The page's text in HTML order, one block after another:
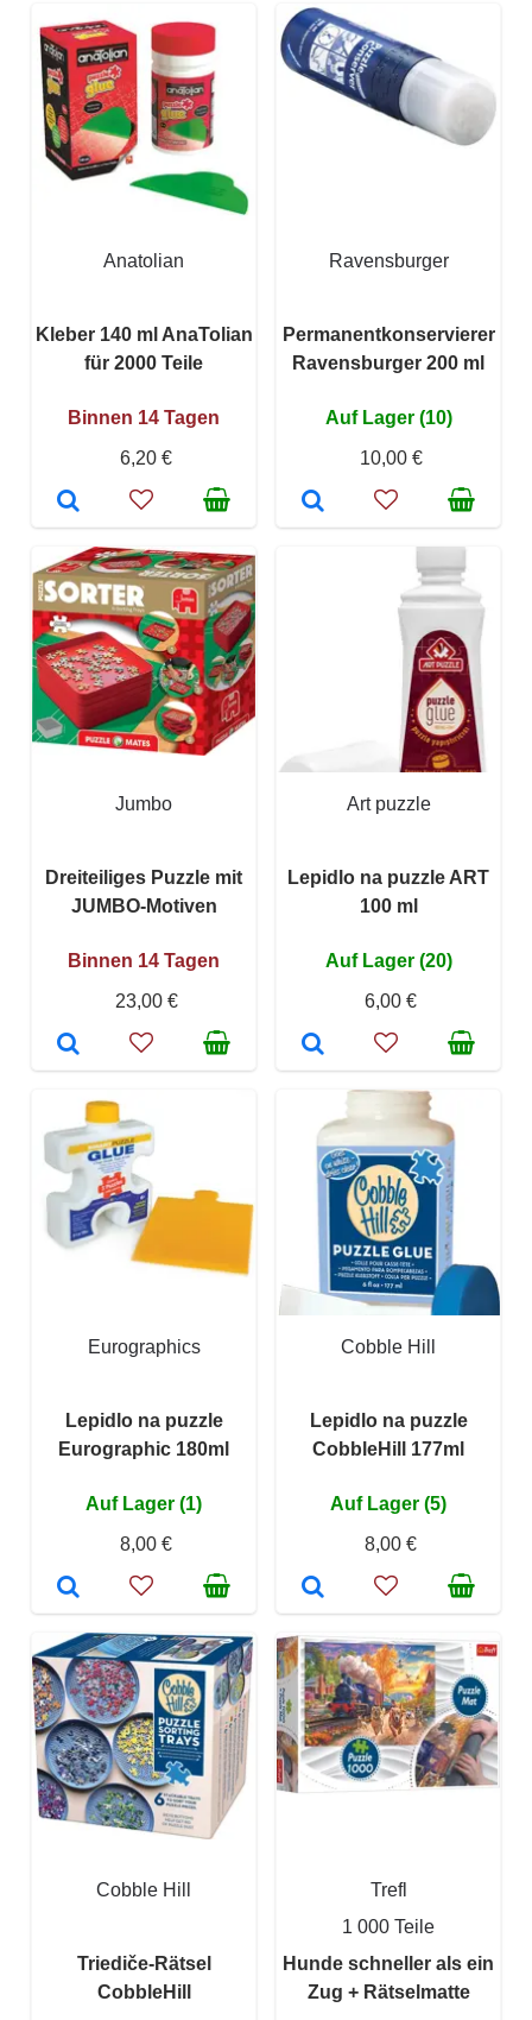
Anatolian
Kleber 140 ml AnaTolian
für 2000 Teile
Binnen 14 Tagen
6,20 €
Ravensburger
Permanentkonservierer
Ravensburger 200 ml
Auf Lager (10)
10,00 €
Jumbo
Dreiteiliges Puzzle mit
JUMBO-Motiven
Binnen 14 Tagen
23,00 €
Art puzzle
Lepidlo na puzzle ART
100 ml
Auf Lager (20)
6,00 €
Eurographics
Lepidlo na puzzle
Eurographic 180ml
Auf Lager (1)
8,00 €
Cobble Hill
Lepidlo na puzzle
CobbleHill 177ml
Auf Lager (5)
8,00 €
Cobble Hill
Triediče-Rätsel
CobbleHill
Trefl
1 000 Teile
Hunde schneller als ein
Zug + Rätselmatte